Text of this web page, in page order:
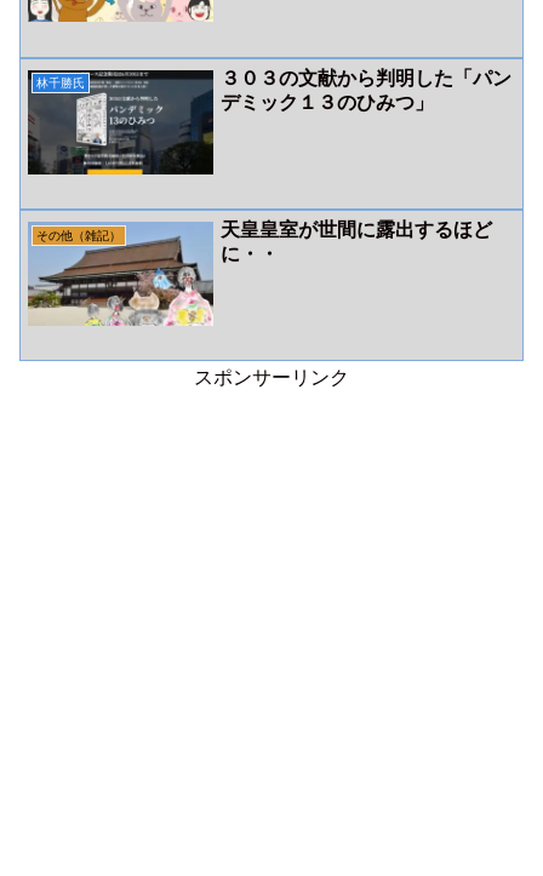
林千勝氏
３０３の文献から判明した「パン
デミック１３のひみつ」
その他（雑記）
天皇皇室が世間に露出するほど
に・・
スポンサーリンク